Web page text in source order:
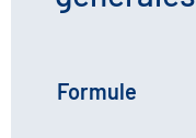
Formule